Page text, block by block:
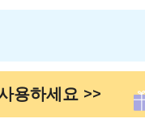
앵귈라
용하세요 >>